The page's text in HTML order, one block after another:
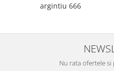
argintiu 666
Nu rata ofertele